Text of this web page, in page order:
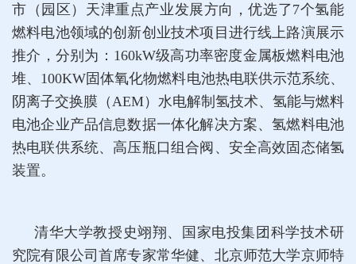
市（园区）天津重点产业发展方向，优选了7个氢能
燃料电池领域的创新创业技术项目进行线上路演展示
推介，分别为：160kW级高功率密度金属板燃料电池
堆、100KW固体氧化物燃料电池热电联供示范系统、
阴离子交换膜（AEM）水电解制氢技术、氢能与燃料
电池企业产品信息数据一体化解决方案、氢燃料电池
热电联供系统、高压瓶口组合阀、安全高效固态储氢
装置。
清华大学教授史翊翔、国家电投集团科学技术研
究院有限公司首席专家常华健、北京师范大学京师特